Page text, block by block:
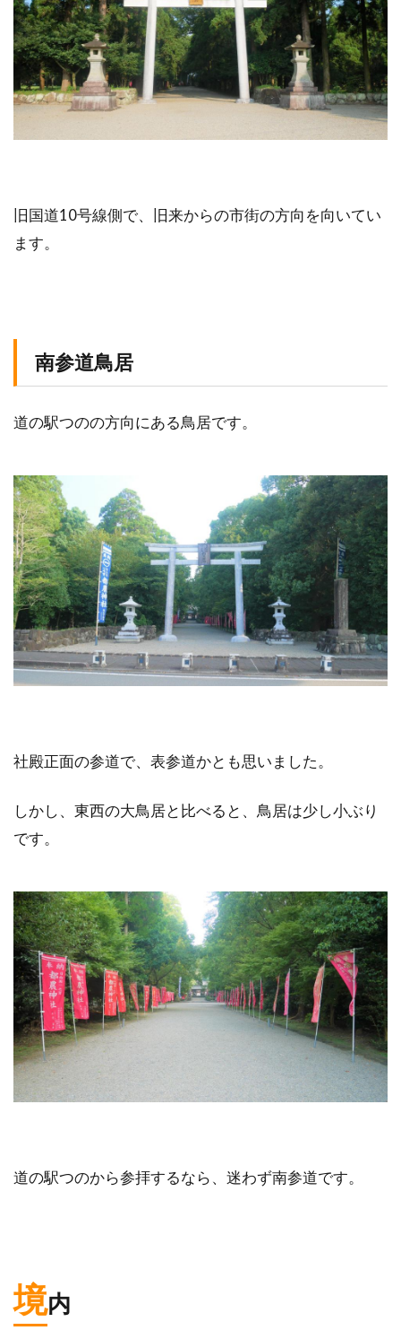
旧国道10号線側で、旧来からの市街の方向を向いてい
ます。
南参道鳥居
道の駅つのの方向にある鳥居です。
社殿正面の参道で、表参道かとも思いました。
しかし、東西の大鳥居と比べると、鳥居は少し小ぶり
です。
道の駅つのから参拝するなら、迷わず南参道です。
境内